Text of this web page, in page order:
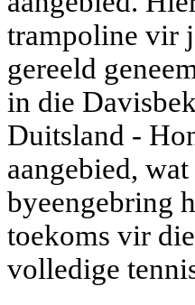
trampoline vir
gereeld
in die
Duitsland -
aangebied,
byeengebring
toekoms vir
volledige